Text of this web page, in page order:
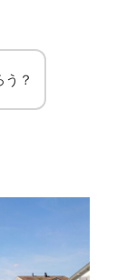
？